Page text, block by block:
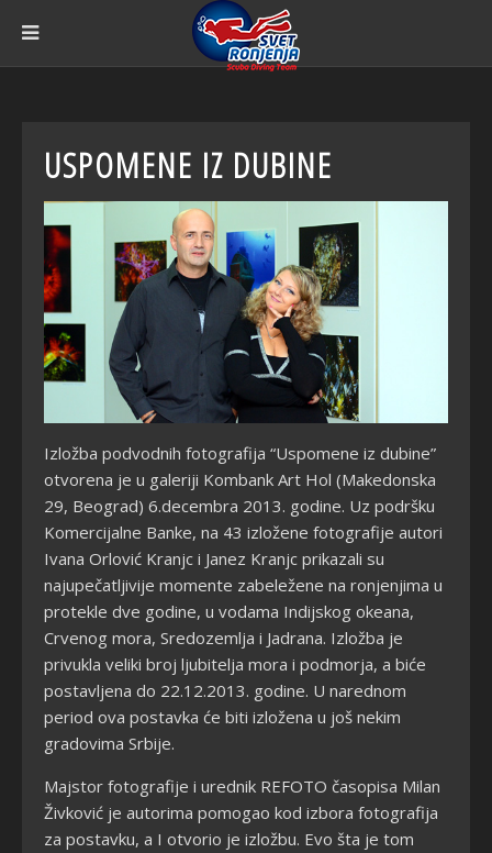
USPOMENE IZ DUBINE
Izložba podvodnih fotografija “Uspomene iz dubine”
otvorena je u galeriji Kombank Art Hol (Makedonska
29, Beograd) 6.decembra 2013. godine. Uz podršku
Komercijalne Banke, na 43 izložene fotografije autori
Ivana Orlović Kranjc i Janez Kranjc prikazali su
najupečatljivije momente zabeležene na ronjenjima u
protekle dve godine, u vodama Indijskog okeana,
Crvenog mora, Sredozemlja i Jadrana. Izložba je
privukla veliki broj ljubitelja mora i podmorja, a biće
postavljena do 22.12.2013. godine. U narednom
period ova postavka će biti izložena u još nekim
gradovima Srbije.
Majstor fotografije i urednik REFOTO časopisa Milan
Živković je autorima pomogao kod izbora fotografija
za postavku, a I otvorio je izložbu. Evo šta je tom